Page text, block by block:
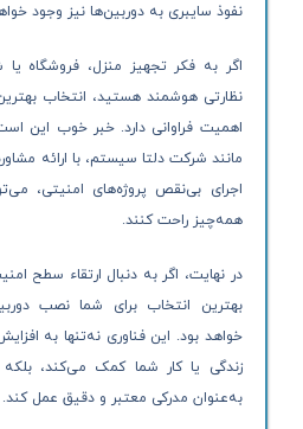
نفوذ سایبری به دوربین‌ها نیز وجود
اگر به فکر تجهیز منزل، فروشگاه
نظارتی هوشمند هستید، انتخاب
اهمیت فراوانی دارد. خبر خوب این
مانند شرکت دلتا سیستم، با ارائه
اجرای بی‌نقص پروژه‌های امنیتی،
همه‌چیز راحت کنند.
در نهایت، اگر به دنبال ارتقاء سطح
بهترین انتخاب برای شما نصب
خواهد بود. این فناوری نه‌تنها به
زندگی یا کار شما کمک می‌کند،
به‌عنوان مدرکی معتبر و دقیق عمل کند.